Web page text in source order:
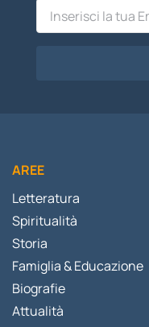
AREE
Letteratura
Spiritualità
Storia
Famiglia & Educazione
Biografie
Attualità